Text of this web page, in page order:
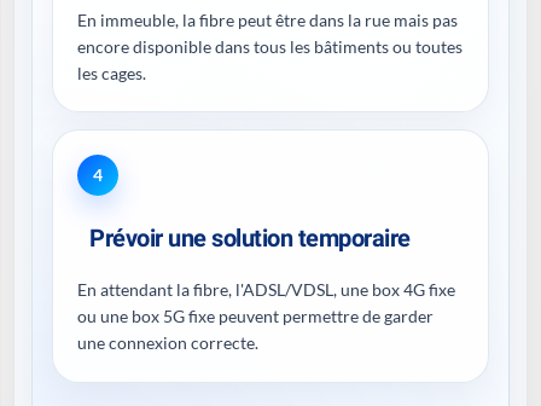
En immeuble, la fibre peut être dans la rue mais pas
encore disponible dans tous les bâtiments ou toutes
les cages.
4
Prévoir une solution temporaire
En attendant la fibre, l'ADSL/VDSL, une box 4G fixe
ou une box 5G fixe peuvent permettre de garder
une connexion correcte.